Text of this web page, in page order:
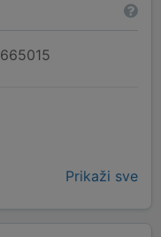
Prikaži sve